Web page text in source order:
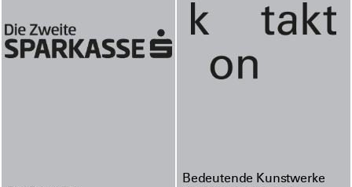
Bedeutende Kunstwerke